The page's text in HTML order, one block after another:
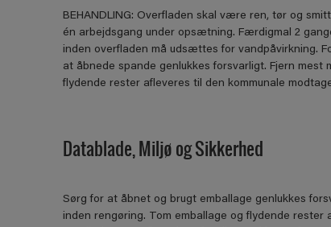
BEHANDLING: Overﬂaden skal være ren, tør og
én arbejdsgang under opsætning. Færdigmal 2
inden overﬂaden må udsættes for vandpåvirkning.
at åbnede spande genlukkes forsvarligt. Fjern
ﬂydende rester aﬂeveres til den kommunale
Datablade, Miljø og Sikkerhed
Sørg for at åbnet og brugt emballage genlukkes
inden rengøring. Tom emballage og flydende